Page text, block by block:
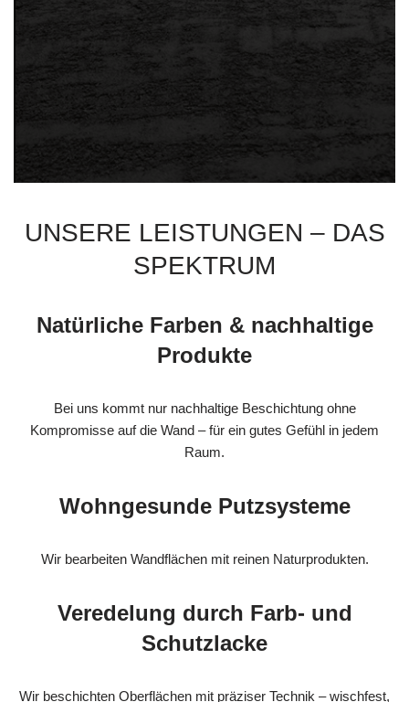
UNSERE LEISTUNGEN – DAS
SPEKTRUM
Natürliche Farben & nachhaltige
Produkte
Bei uns kommt nur nachhaltige Beschichtung ohne
Kompromisse auf die Wand – für ein gutes Gefühl in jedem
Raum.
Wohngesunde Putzsysteme
Wir bearbeiten Wandflächen mit reinen Naturprodukten.
Veredelung durch Farb- und
Schutzlacke
Wir beschichten Oberflächen mit präziser Technik – wischfest,